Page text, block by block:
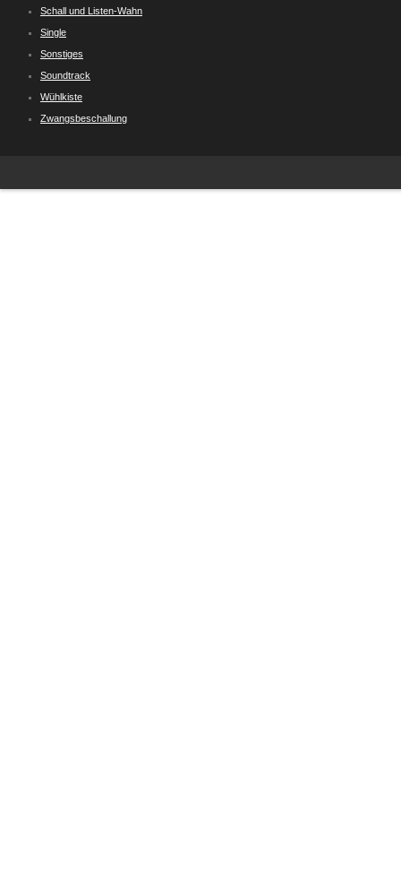
Schall und Listen-Wahn
Single
Sonstiges
Soundtrack
Wühlkiste
Zwangsbeschallung